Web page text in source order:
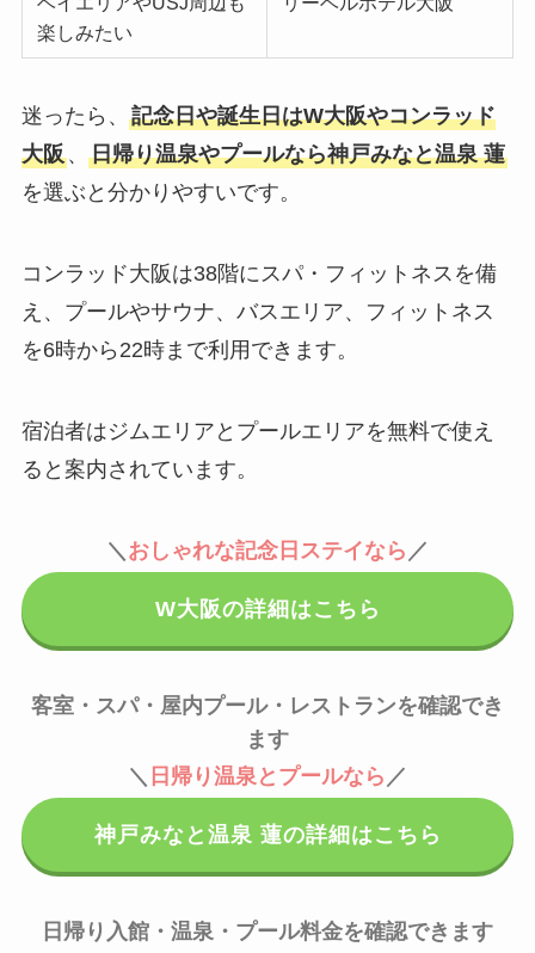
楽しみたい
迷ったら、 記念日や誕生日はW大阪やコンラッド
大阪、 日帰り温泉やプールなら神戸みなと温泉 蓮
を選ぶと分かりやすいです。
コンラッド大阪は38階にスパ・フィットネスを備
え、プールやサウナ、バスエリア、フィットネス
を6時から22時まで利用できます。
宿泊者はジムエリアとプールエリアを無料で使え
ると案内されています。
＼ おしゃれな記念日ステイなら ／
W大阪の詳細はこちら
客室・スパ・屋内プール・レストランを確認でき
ます
＼ 日帰り温泉とプールなら ／
神戸みなと温泉 蓮の詳細はこちら
日帰り入館・温泉・プール料金を確認できます